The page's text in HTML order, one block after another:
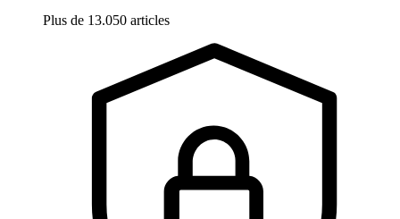
Plus de 13.050 articles